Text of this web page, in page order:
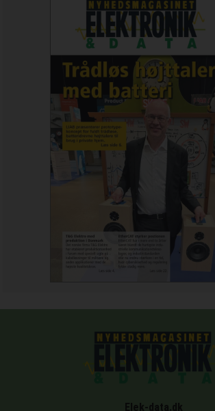
Elek-data.dk